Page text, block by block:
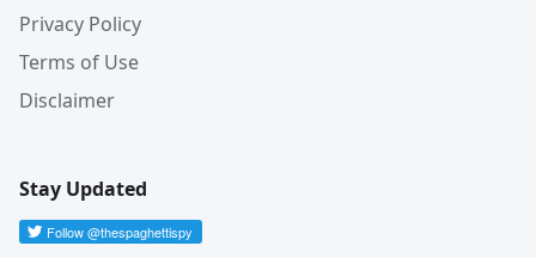
Privacy Policy
Terms of Use
Disclaimer
Stay Updated